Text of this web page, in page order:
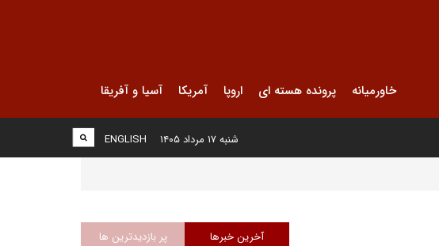
خاورمیانه پرونده هسته ای اروپا آمریکا آسیا و آفریقا
ENGLISH شنبه ۱۷ مرداد ۱۴۰۵
آخرین خبرها پر بازدیدترین ها